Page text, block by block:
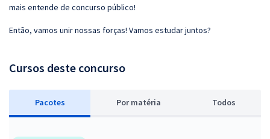
mais entende de concurso público!
Então, vamos unir nossas forças! Vamos estudar juntos?
Cursos deste concurso
Pacotes Por matéria Todos